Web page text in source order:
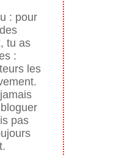
: pour
tu as
:
les
pas